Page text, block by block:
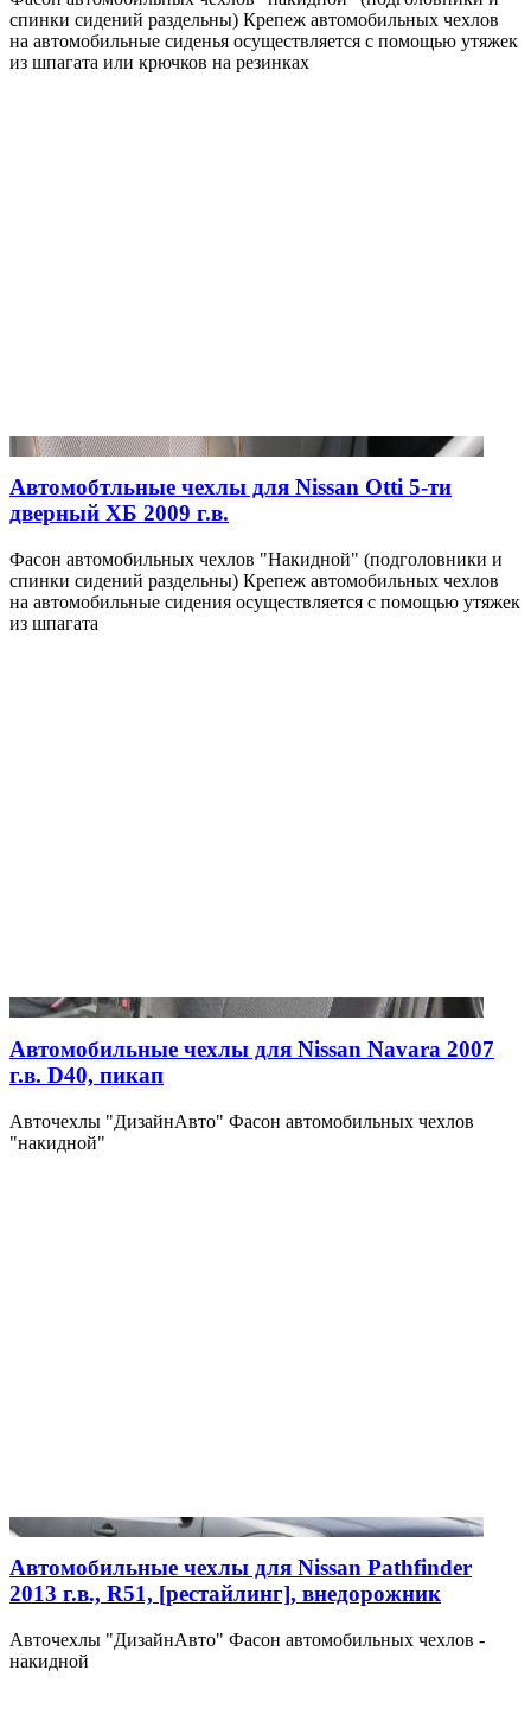
спинки сидений раздельны) Крепеж автомобильных чехлов
на автомобильные сиденья осуществляется с помощью утяжек
из шпагата или крючков на резинках
Автомобтльные чехлы для Nissan Otti 5-ти
дверный ХБ 2009 г.в.
Фасон автомобильных чехлов "Накидной" (подголовники и
спинки сидений раздельны) Крепеж автомобильных чехлов
на автомобильные сидения осуществляется с помощью утяжек
из шпагата
Автомобильные чехлы для Nissan Navara 2007
г.в. D40, пикап
Авточехлы "ДизайнАвто" Фасон автомобильных чехлов
"накидной"
Автомобильные чехлы для Nissan Pathfinder
2013 г.в., R51, [рестайлинг], внедорожник
Авточехлы "ДизайнАвто" Фасон автомобильных чехлов -
накидной